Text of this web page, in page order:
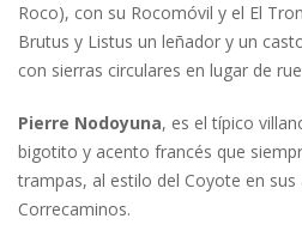
Roco), con su Rocomóvil y el El
Brutus y Listus un leñador y un
con sierras circulares en lugar de
Pierre Nodoyuna, es el típico
bigotito y acento francés que
trampas, al estilo del Coyote en sus
Correcaminos.